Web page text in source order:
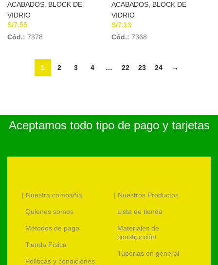
ACABADOS, BLOCK DE
VIDRIO
S/7.55
Cód.: 7378
ACABADOS, BLOCK DE
VIDRIO
S/7.13
Cód.: 7368
1 2 3 4 … 22 23 24 →
Aceptamos todo tipo de pago y tarjetas
| Nuestra compañia
Quienes somos
Métodos de pago
Tienda Física
Políticas y condiciones
| Nuestros Productos
Lista de tienda
Materiales de
construcción
Tuberias en general